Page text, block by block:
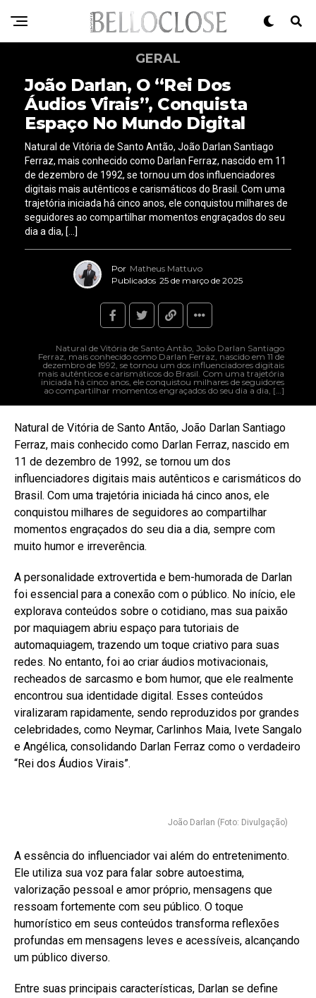
Natural de Vitória de Santo Antão, João Darlan Santiago
Ferraz, mais conhecido como Darlan Ferraz, nascido em 11 de
dezembro de 1992, se tornou um dos influenciadores digitais
mais autênticos e carismáticos do Brasil. Com uma trajetória
iniciada há cinco anos, ele conquistou milhares de seguidores
ao compartilhar momentos engraçados do seu dia a dia, […]
GERAL
João Darlan, O “Rei Dos
Áudios Virais”, Conquista
Espaço No Mundo Digital
Natural de Vitória de Santo Antão, João Darlan Santiago
Ferraz, mais conhecido como Darlan Ferraz, nascido em 11
de dezembro de 1992, se tornou um dos influenciadores
digitais mais autênticos e carismáticos do Brasil. Com uma
trajetória iniciada há cinco anos, ele conquistou milhares de
seguidores ao compartilhar momentos engraçados do seu
dia a dia, […]
Por Matheus Mattuvo
Publicados 25 de março de 2025
Natural de Vitória de Santo Antão, João Darlan Santiago
Ferraz, mais conhecido como Darlan Ferraz, nascido em
11 de dezembro de 1992, se tornou um dos
influenciadores digitais mais autênticos e carismáticos do
Brasil. Com uma trajetória iniciada há cinco anos, ele
conquistou milhares de seguidores ao compartilhar
momentos engraçados do seu dia a dia, sempre com
muito humor e irreverência.
A personalidade extrovertida e bem-humorada de Darlan
foi essencial para a conexão com o público. No início, ele
explorava conteúdos sobre o cotidiano, mas sua paixão
por maquiagem abriu espaço para tutoriais de
automaquiagem, trazendo um toque criativo para suas
redes. No entanto, foi ao criar áudios motivacionais,
recheados de sarcasmo e bom humor, que ele realmente
encontrou sua identidade digital. Esses conteúdos
viralizaram rapidamente, sendo reproduzidos por grandes
celebridades, como Neymar, Carlinhos Maia, Ivete Sangalo
e Angélica, consolidando Darlan Ferraz como o verdadeiro
“Rei dos Áudios Virais”.
João Darlan (Foto: Divulgação)
A essência do influenciador vai além do entretenimento.
Ele utiliza sua voz para falar sobre autoestima,
valorização pessoal e amor próprio, mensagens que
ressoam fortemente com seu público. O toque
humorístico em seus conteúdos transforma reflexões
profundas em mensagens leves e acessíveis, alcançando
um público diverso.
Entre suas principais características, Darlan se define